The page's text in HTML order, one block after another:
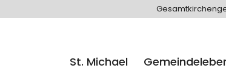
St. Michael